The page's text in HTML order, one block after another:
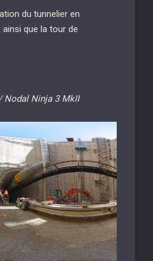
du tunnelier en
que la tour de
Nodal Ninja 3 MkII